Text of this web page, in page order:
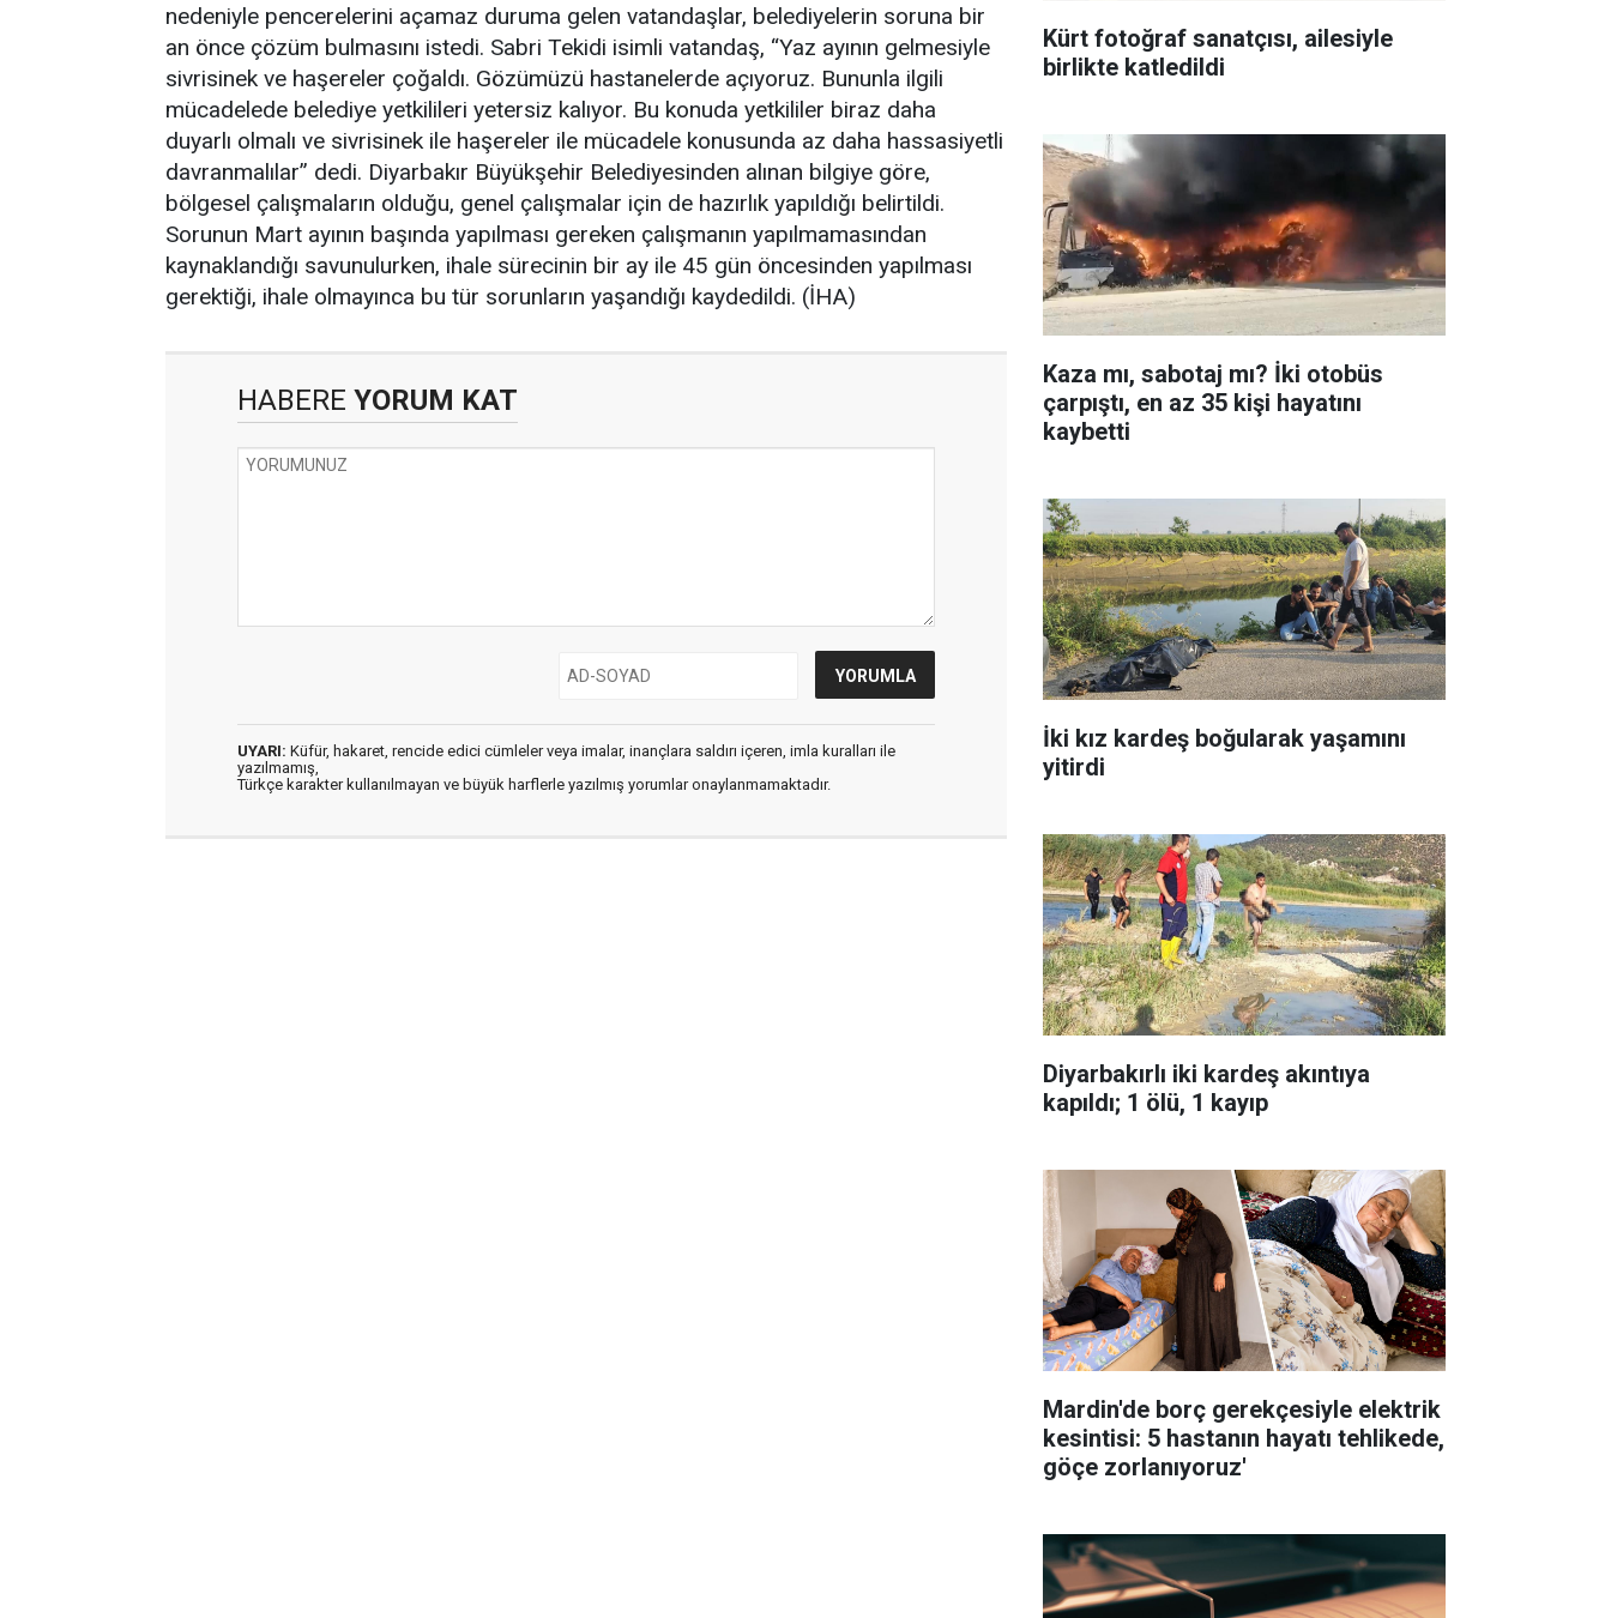
nedeniyle pencerelerini açamaz duruma gelen vatandaşlar, belediyelerin soruna bir
an önce çözüm bulmasını istedi. Sabri Tekidi isimli vatandaş, “Yaz ayının gelmesiyle
sivrisinek ve haşereler çoğaldı. Gözümüzü hastanelerde açıyoruz. Bununla ilgili
mücadelede belediye yetkilileri yetersiz kalıyor. Bu konuda yetkililer biraz daha
duyarlı olmalı ve sivrisinek ile haşereler ile mücadele konusunda az daha hassasiyetli
davranmalılar” dedi. Diyarbakır Büyükşehir Belediyesinden alınan bilgiye göre,
bölgesel çalışmaların olduğu, genel çalışmalar için de hazırlık yapıldığı belirtildi.
Sorunun Mart ayının başında yapılması gereken çalışmanın yapılmamasından
kaynaklandığı savunulurken, ihale sürecinin bir ay ile 45 gün öncesinden yapılması
gerektiği, ihale olmayınca bu tür sorunların yaşandığı kaydedildi. (İHA)
HABERE YORUM KAT
UYARI: Küfür, hakaret, rencide edici cümleler veya imalar, inançlara saldırı içeren, imla kuralları ile
yazılmamış,
Türkçe karakter kullanılmayan ve büyük harflerle yazılmış yorumlar onaylanmamaktadır.
Kürt fotoğraf sanatçısı, ailesiyle
birlikte katledildi
Kaza mı, sabotaj mı? İki otobüs
çarpıştı, en az 35 kişi hayatını
kaybetti
İki kız kardeş boğularak yaşamını
yitirdi
Diyarbakırlı iki kardeş akıntıya
kapıldı; 1 ölü, 1 kayıp
Mardin'de borç gerekçesiyle elektrik
kesintisi: 5 hastanın hayatı tehlikede,
göçe zorlanıyoruz'